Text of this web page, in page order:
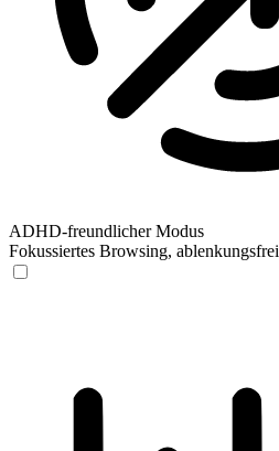
ADHD-freundlicher Modus
Fokussiertes Browsing, ablenkungsfrei